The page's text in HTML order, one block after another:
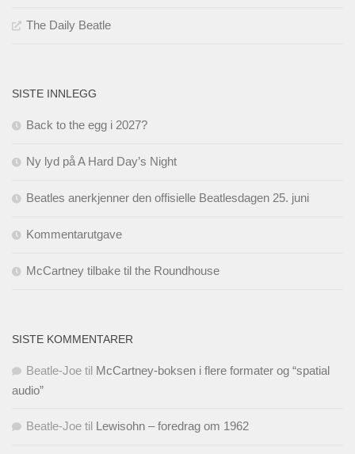
The Daily Beatle
SISTE INNLEGG
Back to the egg i 2027?
Ny lyd på A Hard Day’s Night
Beatles anerkjenner den offisielle Beatlesdagen 25. juni
Kommentarutgave
McCartney tilbake til the Roundhouse
SISTE KOMMENTARER
Beatle-Joe til McCartney-boksen i flere formater og “spatial
audio”
Beatle-Joe til Lewisohn – foredrag om 1962